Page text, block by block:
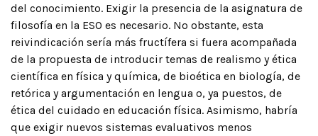
del conocimiento. Exigir la presencia de la asignatura de
filosofía en la ESO es necesario. No obstante, esta
reivindicación sería más fructífera si fuera acompañada
de la propuesta de introducir temas de realismo y ética
científica en física y química, de bioética en biología, de
retórica y argumentación en lengua o, ya puestos, de
ética del cuidado en educación física. Asimismo, habría
que exigir nuevos sistemas evaluativos menos